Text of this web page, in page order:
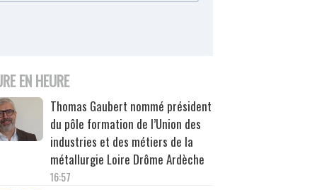
EN HEURE
Thomas Gaubert nommé président
du pôle formation de l’Union des
industries et des métiers de la
métallurgie Loire Drôme Ardèche
16:57